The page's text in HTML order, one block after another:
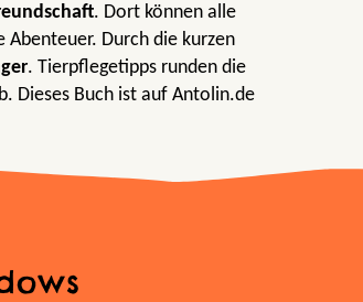
. Dort können alle
Abenteuer. Durch die kurzen
. Tierpflegetipps runden die
Dieses Buch ist auf Antolin.de